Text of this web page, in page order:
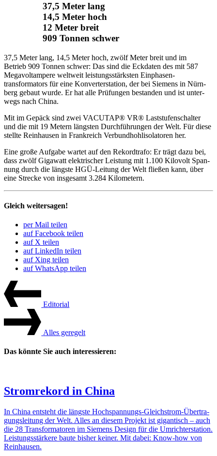
37,5 Meter lang
14,5 Meter hoch
12 Meter breit
909 Tonnen schwer
37,5 Meter lang, 14,5 Meter hoch, zwölf Meter breit und im
Betrieb 909 Tonnen schwer: Das sind die Eckdaten des mit 587
Mega­volt­am­pere welt­weit leistungs­stärksten Einphasen­
transformators für eine Konver­ter­sta­tion, der bei Siemens in Nürn­
berg gebaut wurde. Er hat alle Prüfungen bestanden und ist unter­
wegs nach China.
Mit im Gepäck sind zwei VACUTAP® VR® Last­stu­fen­schalter
und die mit 19 Metern längsten Durch­füh­rungen der Welt. Für diese
stellte Rein­hausen in Frank­reich Verbundhohl­isolatoren her.
Eine große Aufgabe wartet auf den Rekord­trafo: Er trägt dazu bei,
dass zwölf Giga­watt elek­tri­scher Leis­tung mit 1.100 Kilo­volt Span­
nung durch die längste HGÜ-Leitung der Welt fließen kann, über
eine Strecke von insge­samt 3.284 Kilo­me­tern.
Gleich weitersagen!
per Mail teilen
auf Facebook teilen
auf X teilen
auf LinkedIn teilen
auf Xing teilen
auf WhatsApp teilen
Beitrags-
Navigation
Edito­rial
Alles gere­gelt
Das könnte Sie auch interessieren:
Strom­re­kord in China
In China entsteht die längste Hoch­span­nungs-Gleich­strom-Über­tra­
gungs­lei­tung der Welt. Alles an diesem Projekt ist gigan­tisch – auch
die 28 Trans­for­ma­toren im Siemens Design für die Umrichter­sta­tion.
Leis­tungs­stär­kere baute bisher keiner. Mit dabei: Know-how von
Rein­hausen.